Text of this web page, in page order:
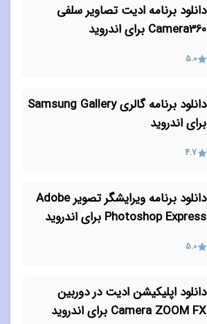
دانلود برنامه ادیت تصاویر سلفی
Camera360 برای اندروید
5.0
دانلود برنامه گالری Samsung Gallery
برای اندروید
4.7
دانلود برنامه ویرایشگر تصویر Adobe
Photoshop Express برای اندروید
5.0
دانلود اپلیکیشن ادیت در دوربین
Camera ZOOM FX برای اندروید